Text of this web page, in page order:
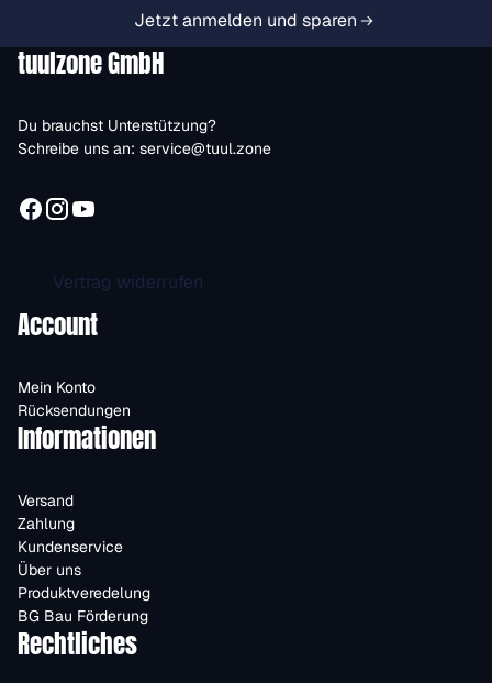
Jetzt anmelden und sparen
tuulzone GmbH
Du brauchst Unterstützung?
Schreibe uns an: service@tuul.zone
Vertrag widerrufen
Account
Mein Konto
Rücksendungen
Informationen
Versand
Zahlung
Kundenservice
Über uns
Produktveredelung
BG Bau Förderung
Rechtliches